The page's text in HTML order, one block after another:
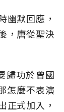
幽默回應，
，唐從聖決
歸功於曾國
怎麼不表演
正式加入，